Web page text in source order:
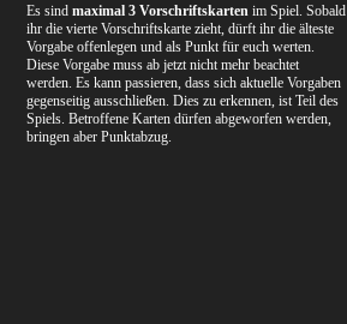
Es sindmaximal 3 Vorschriftskarten im Spiel. Sobald
ihr die vierte Vorschriftskarte zieht, dürft ihr die älteste
Vorgabe offenlegen und als Punkt für euch werten.
Diese Vorgabe muss ab jetzt nicht mehr beachtet
werden. Es kann passieren, dass sich aktuelle Vorgaben
gegenseitig ausschließen. Dies zu erkennen, ist Teil des
Spiels. Betroffene Karten dürfen abgeworfen werden,
bringen aber Punktabzug.